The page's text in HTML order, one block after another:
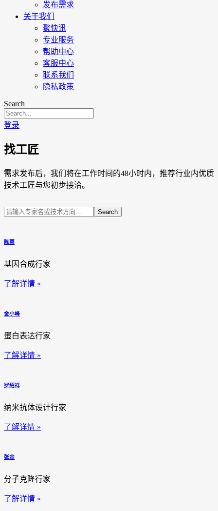
发布需求
关于我们
聚快讯
专业服务
帮助中心
客服中心
联系我们
隐私政策
Search
登录
找工匠
需求发布后，我们将在工作时间的48小时内，推荐行业内优质
技术工匠与您初步接洽。
Search
陈蓉
基因合成行家
了解详情 »
金小峰
蛋白表达行家
了解详情 »
罗绍祥
纳米抗体设计行家
了解详情 »
张金
分子克隆行家
了解详情 »